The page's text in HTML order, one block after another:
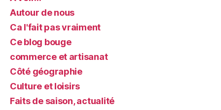
Autour de nous
Ca l'fait pas vraiment
Ce blog bouge
commerce et artisanat
Côté géographie
Culture et loisirs
Faits de saison, actualité